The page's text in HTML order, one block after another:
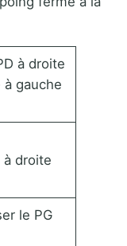
à droite
à gauche
à droite
le PG